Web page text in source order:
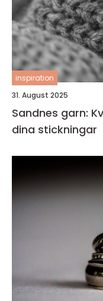
inspiration
31. August 2025
Sandnes garn:
dina stickningar